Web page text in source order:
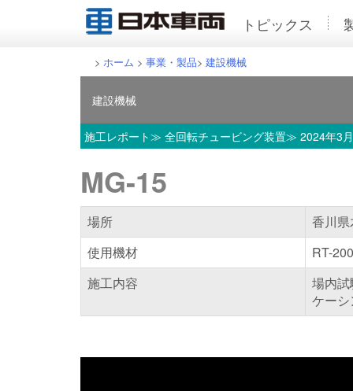
トピックス
> ホーム > 事業・製品> 建設機械
建設機械
施工レポート≫ 全回転チュービング装置≫ 2024年3月
MG-15
場所
香川
使用機材
RT-
施工内容
場内
ケー